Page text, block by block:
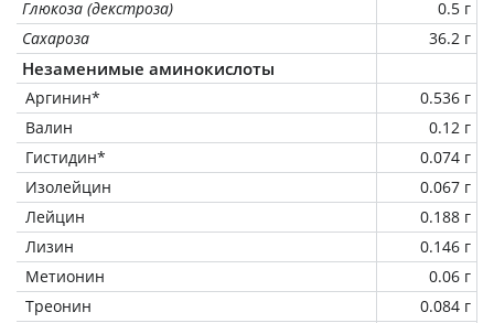
Глюкоза (декстроза)
0.5 г
Сахароза
36.2 г
Незаменимые аминокислоты
Аргинин*
0.536 г
Валин
0.12 г
Гистидин*
0.074 г
Изолейцин
0.067 г
Лейцин
0.188 г
Лизин
0.146 г
Метионин
0.06 г
Треонин
0.084 г